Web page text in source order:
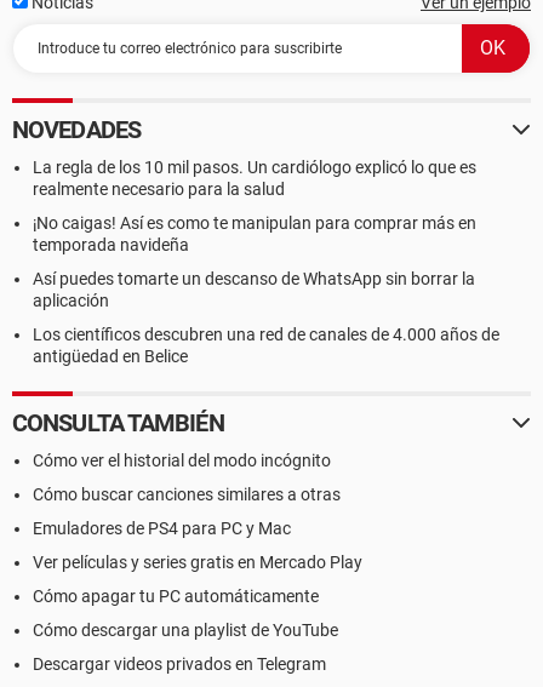
NOVEDADES
La regla de los 10 mil pasos. Un cardiólogo explicó lo que es
realmente necesario para la salud
¡No caigas! Así es como te manipulan para comprar más en
temporada navideña
Así puedes tomarte un descanso de WhatsApp sin borrar la
aplicación
Los científicos descubren una red de canales de 4.000 años de
antigüedad en Belice
CONSULTA TAMBIÉN
Cómo ver el historial del modo incógnito
Cómo buscar canciones similares a otras
Emuladores de PS4 para PC y Mac
Ver películas y series gratis en Mercado Play
Cómo apagar tu PC automáticamente
Cómo descargar una playlist de YouTube
Descargar videos privados en Telegram